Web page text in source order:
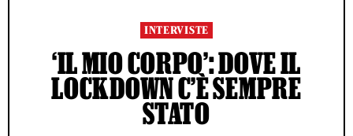
INTERVISTE
‘IL MIO CORPO’: DOVE IL
LOCKDOWN C’È SEMPRE
STATO